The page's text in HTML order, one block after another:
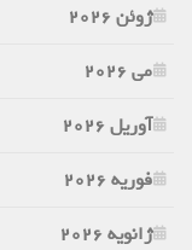
ژوئن 2026
می 2026
آوریل 2026
فوریه 2026
ژانویه 2026